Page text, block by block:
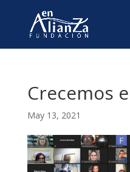
Crecemos
May 13, 2021